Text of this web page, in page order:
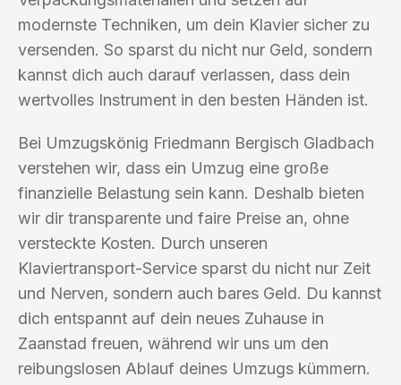
modernste Techniken, um dein Klavier sicher zu
versenden. So sparst du nicht nur Geld, sondern
kannst dich auch darauf verlassen, dass dein
wertvolles Instrument in den besten Händen ist.
Bei Umzugskönig Friedmann Bergisch Gladbach
verstehen wir, dass ein Umzug eine große
finanzielle Belastung sein kann. Deshalb bieten
wir dir transparente und faire Preise an, ohne
versteckte Kosten. Durch unseren
Klaviertransport-Service sparst du nicht nur Zeit
und Nerven, sondern auch bares Geld. Du kannst
dich entspannt auf dein neues Zuhause in
Zaanstad freuen, während wir uns um den
reibungslosen Ablauf deines Umzugs kümmern.